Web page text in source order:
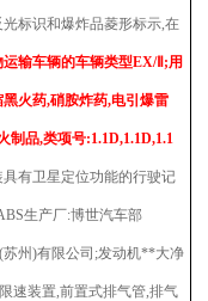
标识和爆炸品菱形标示,在
运输车辆的车辆类型EX/Ⅱ;用
火药,硝胺炸药,电引爆雷
制品,类项号:1.1D,1.1D,1.1
具有卫星定位功能的行驶记
生产厂:博世汽车部
州)有限公司;发动机**大净
速装置,前置式排气管,排气